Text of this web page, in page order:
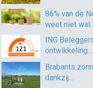
86% van de
weet niet wat
ING
ontwikkeling…
Brabants
dankzij…